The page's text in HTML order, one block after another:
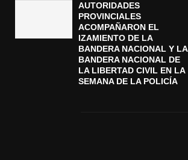
AUTORIDADES
PROVINCIALES
ACOMPAÑARON EL
IZAMIENTO DE LA
BANDERA NACIONAL Y LA
BANDERA NACIONAL DE
LA LIBERTAD CIVIL EN LA
SEMANA DE LA POLICÍA